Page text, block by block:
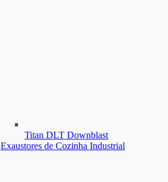
Titan DLT Downblast
Exaustores de Cozinha Industrial